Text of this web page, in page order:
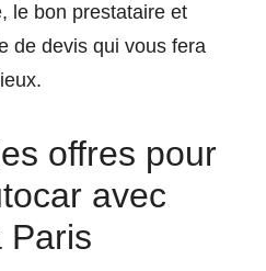
le bon prestataire et
de devis qui vous fera
offres pour
avec
Paris